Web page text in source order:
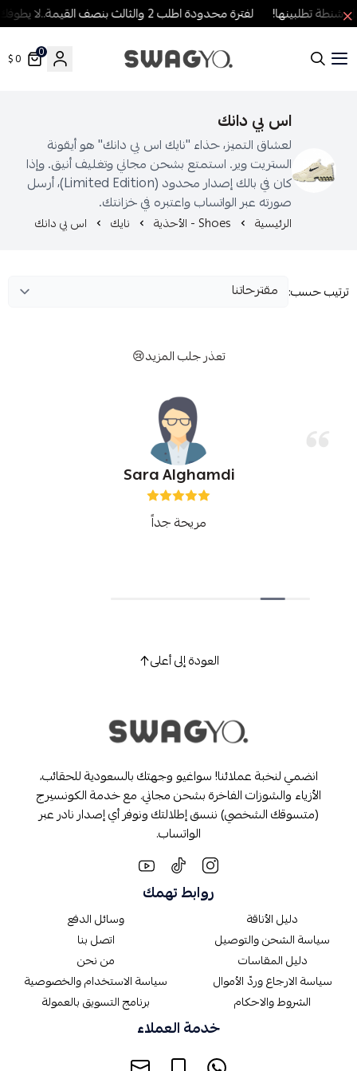
تطلبينها! لفترة محدودة اطلب 2 والثالث بنصف القيمة..لا يطوفك العرض!
SWAGYO FASHION
0 $
اس بي دانك
لعشاق التميز، حذاء "نايك اس بي دانك" هو أيقونة
الستريت وير. استمتع بشحن مجاني وتغليف أنيق. وإذا
كان في بالك إصدار محدود (Limited Edition)، أرسل
صورته عبر الواتساب واعتبره في خزانتك.
الرئيسية Shoes - الأحذية نايك اس بي دانك
حسب:
تعذر جلب المزيد😢
Sara Alghamdi
مريحة جداً
العودة إلى أعلى
انضمي لنخبة عملائنا! سواغيو وجهتك بالسعودية للحقائب،
الأزياء والشوزات الفاخرة بشحن مجاني. مع خدمة الكونسيرج
(متسوقك الشخصي) ننسق إطلالتك ونوفر أي إصدار نادر عبر
الواتساب.
روابط تهمك
دليل الأناقة
سياسة الشحن والتوصيل
دليل المقاسات
سياسة الارجاع وردّ الأموال
الشروط والاحكام
وسائل الدفع
اتصل بنا
من نحن
سياسة الاستخدام والخصوصية
برنامج التسويق بالعمولة
خدمة العملاء